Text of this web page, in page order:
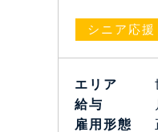
シニア応援
エリア
給与
雇⽤形態